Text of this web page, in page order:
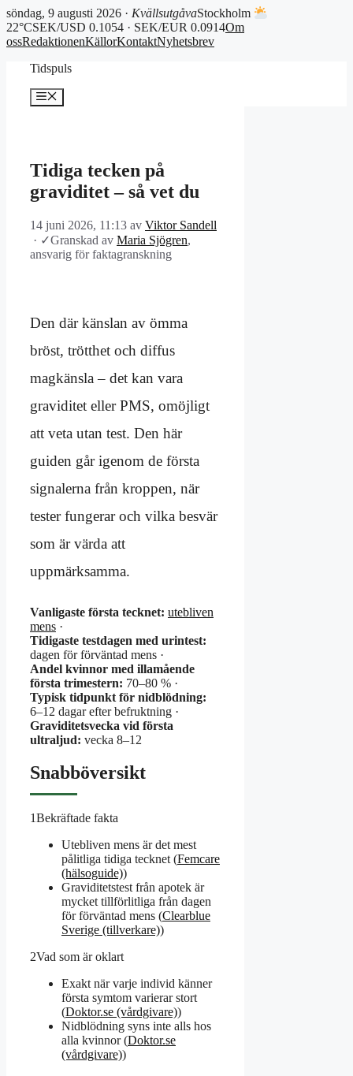
söndag, 9 augusti 2026 · KvällsutgåvaStockholm
22°CSEK/USD 0.1054 · SEK/EUR 0.0914Om
ossRedaktionenKällorKontaktNyhetsbrev
Tidspuls
Meny
Tidiga tecken på
graviditet – så vet du
14 juni 2026, 11:13 av Viktor Sandell
· ✓Granskad av Maria Sjögren,
ansvarig för faktagranskning
Den där känslan av ömma
bröst, trötthet och diffus
magkänsla – det kan vara
graviditet eller PMS, omöjligt
att veta utan test. Den här
guiden går igenom de första
signalerna från kroppen, när
tester fungerar och vilka besvär
som är värda att
uppmärksamma.
Vanligaste första tecknet: utebliven
mens ·
Tidigaste testdagen med urintest:
dagen för förväntad mens ·
Andel kvinnor med illamående
första trimestern: 70–80 % ·
Typisk tidpunkt för nidblödning:
6–12 dagar efter befruktning ·
Graviditetsvecka vid första
ultraljud: vecka 8–12
Snabböversikt
1Bekräftade fakta
Utebliven mens är det mest
pålitliga tidiga tecknet (Femcare
(hälsoguide))
Graviditetstest från apotek är
mycket tillförlitliga från dagen
för förväntad mens (Clearblue
Sverige (tillverkare))
2Vad som är oklart
Exakt när varje individ känner
första symtom varierar stort
(Doktor.se (vårdgivare))
Nidblödning syns inte alls hos
alla kvinnor (Doktor.se
(vårdgivare))